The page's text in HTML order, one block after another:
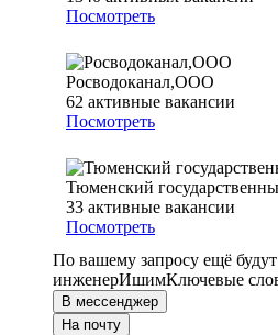
Посмотреть
Росводоканал,ООО
62 активные вакансии
Посмотреть
Тюменский
33 активные вакансии
Посмотреть
По вашему запросу ещё
инженерИшимКлючевые
В мессенджер
На почту